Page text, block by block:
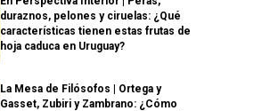
duraznos, pelones y ciruelas: ¿Qué
características tienen estas frutas de
hoja caduca en Uruguay?
La Mesa de Filósofos | Ortega y
Gasset, Zubiri y Zambrano: ¿Cómo